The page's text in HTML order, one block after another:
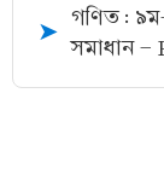
➤
গণিত :
সমাধান -